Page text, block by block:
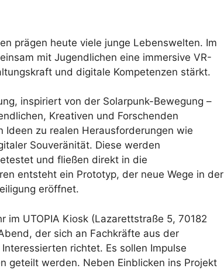
prägen heute viele junge Lebenswelten. Im
mit Jugendlichen eine immersive VR-
und digitale Kompetenzen stärkt.
inspiriert von der Solarpunk-Bewegung –
Kreativen und Forschenden
zu realen Herausforderungen wie
Souveränität. Diese werden
und fließen direkt in die
entsteht ein Prototyp, der neue Wege in der
eröffnet.
im UTOPIA Kiosk (Lazarettstraße 5, 70182
der sich an Fachkräfte aus der
richtet. Es sollen Impulse
geteilt werden. Neben Einblicken ins Projekt